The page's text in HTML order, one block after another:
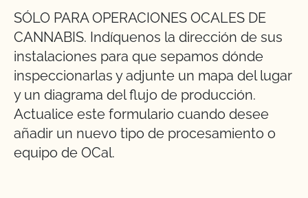
SÓLO PARA OPERACIONES OCALES DE
CANNABIS. Indíquenos la dirección de sus
instalaciones para que sepamos dónde
inspeccionarlas y adjunte un mapa del lugar
y un diagrama del flujo de producción.
Actualice este formulario cuando desee
añadir un nuevo tipo de procesamiento o
equipo de OCal.